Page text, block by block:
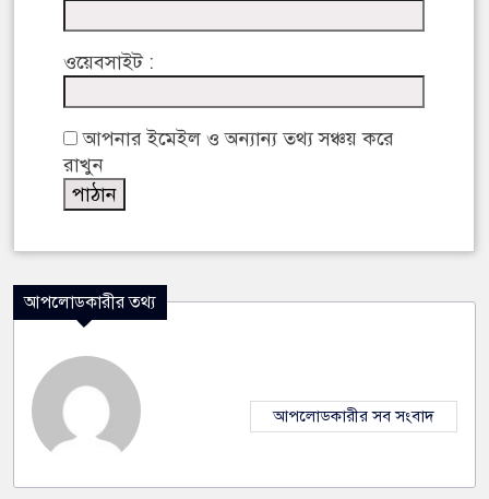
ওয়েবসাইট :
আপনার ইমেইল ও অন্যান্য তথ্য সঞ্চয় করে
রাখুন
আপলোডকারীর তথ্য
আপলোডকারীর সব সংবাদ